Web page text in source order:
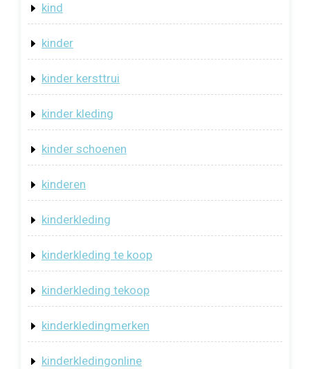
kind
kinder
kinder kersttrui
kinder kleding
kinder schoenen
kinderen
kinderkleding
kinderkleding te koop
kinderkleding tekoop
kinderkledingmerken
kinderkledingonline